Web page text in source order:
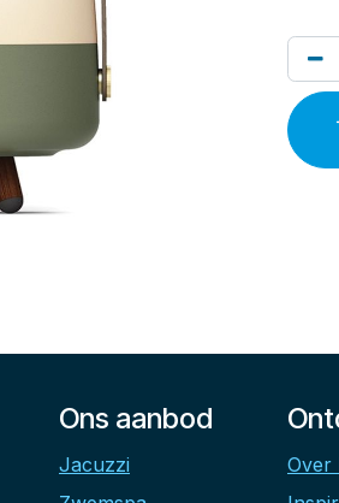
Ons aanbod
Jacuzzi
Over